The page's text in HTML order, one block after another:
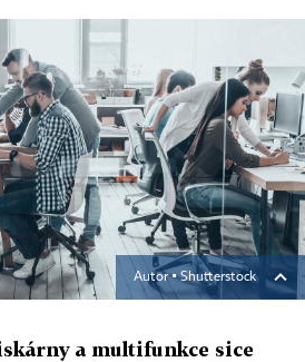
Autor ▪Shutterstock
a multifunkce sice